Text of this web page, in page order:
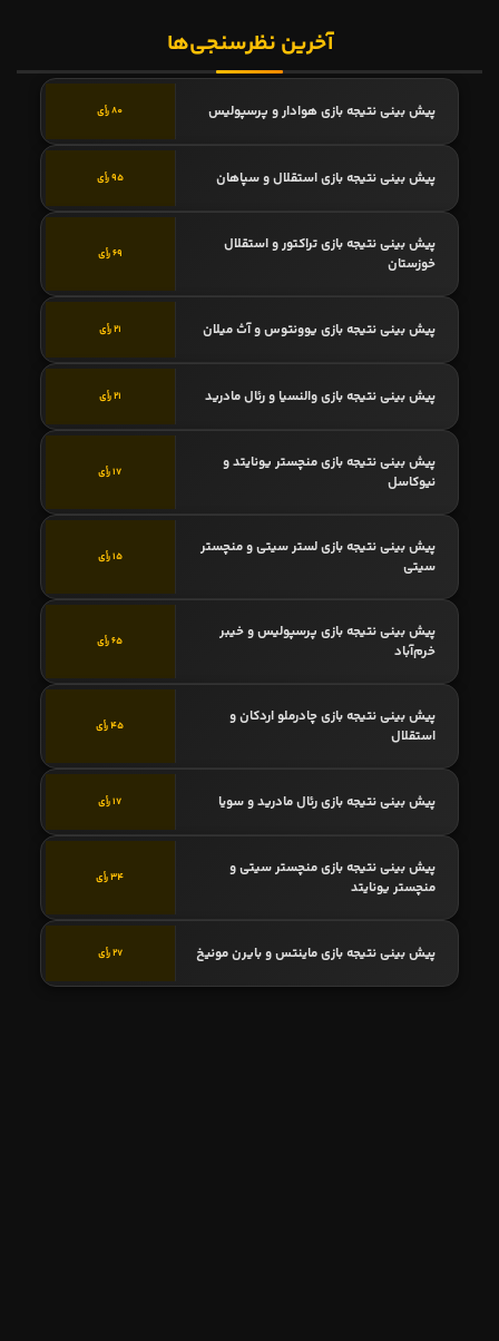
آخرین نظرسنجی‌ها
پیش بینی نتیجه بازی هوادار و پرسپولیس 80 رأی
پیش بینی نتیجه بازی استقلال و سپاهان 95 رأی
پیش بینی نتیجه بازی تراکتور و استقلال
خوزستان
69 رأی
پیش بینی نتیجه بازی یوونتوس و آث میلان 21 رأی
پیش بینی نتیجه بازی والنسیا و رئال مادرید 21 رأی
پیش بینی نتیجه بازی منچستر یونایتد و
نیوکاسل
17 رأی
پیش بینی نتیجه بازی لستر سیتی و منچستر
سیتی
15 رأی
پیش بینی نتیجه بازی پرسپولیس و خیبر
خرم‌آباد
65 رأی
پیش بینی نتیجه بازی چادرملو اردکان و
استقلال
45 رأی
پیش بینی نتیجه بازی رئال مادرید و سویا 17 رأی
پیش بینی نتیجه بازی منچستر سیتی و
منچستر یونایتد
34 رأی
پیش بینی نتیجه بازی ماینتس و بایرن مونیخ 27 رأی